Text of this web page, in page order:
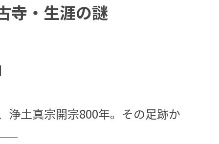
寺・生涯の謎
浄土真宗開宗800年。その足跡か